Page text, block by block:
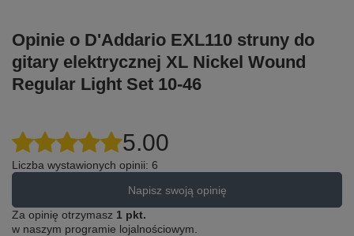
Opinie o D'Addario EXL110 struny do
gitary elektrycznej XL Nickel Wound
Regular Light Set 10-46
5.00
Liczba wystawionych opinii: 6
Napisz swoją opinię
Za opinię otrzymasz 1 pkt.
w naszym programie lojalnościowym.